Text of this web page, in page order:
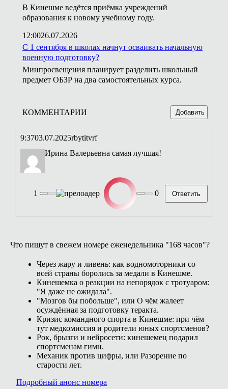
В Кинешме ведётся приёмка учреждений
образования к новому учебному году.
12:0026.07.2026
С 1 сентября в школах начнут осваивать начальную
военную подготовку?
Минпросвещения планирует разделить школьный
предмет ОБЗР на два самостоятельных курса.
КОММЕНТАРИИ Добавить
9:3703.07.2025rbytitvrf
Ирина Валерьевна самая лучшая!
1 0 Ответить
Что пишут в свежем номере еженедельника "168 часов"?
Через жару и ливень: как водномоторники со
всей страны боролись за медали в Кинешме.
Кинешемка о реакции на непорядок с тротуаром:
"Я даже не ожидала".
"Мозгов бы побольше", или О чём жалеет
осуждённая за подготовку теракта.
Кризис командного спорта в Кинешме: при чём
тут медкомиссия и родители юных спортсменов?
Рок, брызги и нейросети: кинешемец подарил
спортсменам гимн.
Механик против цифры, или Разорение по
старости лет.
Подробный анонс номера